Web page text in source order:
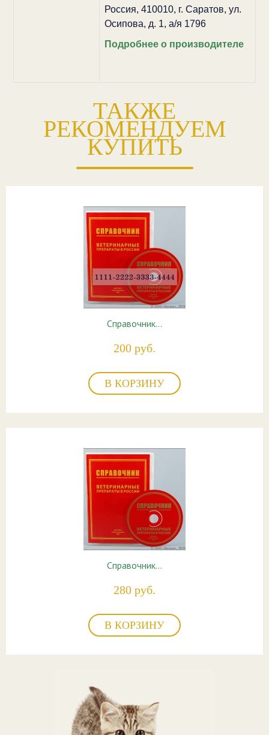
Россия, 410010, г. Саратов, ул.
Осипова, д. 1, а/я 1796
Подробнее о производителе
ТАКЖЕ
РЕКОМЕНДУЕМ
КУПИТЬ
Справочник…
200 руб.
В КОРЗИНУ
Справочник…
280 руб.
В КОРЗИНУ